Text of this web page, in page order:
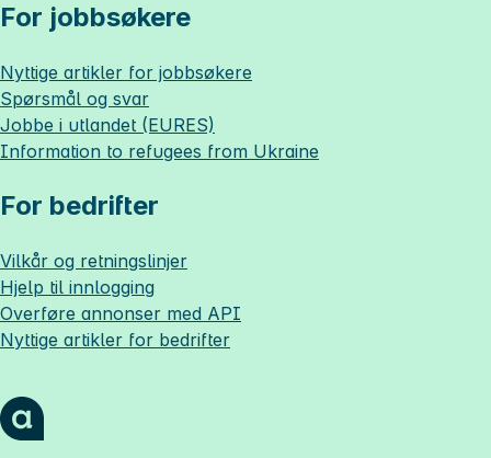
For jobbsøkere
Nyttige artikler for jobbsøkere
Spørsmål og svar
Jobbe i utlandet (EURES)
Information to refugees from Ukraine
For bedrifter
Vilkår og retningslinjer
Hjelp til innlogging
Overføre annonser med API
Nyttige artikler for bedrifter